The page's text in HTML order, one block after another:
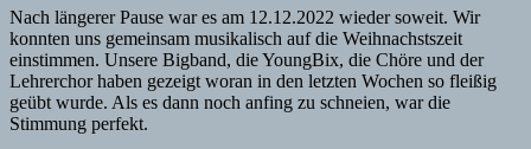
Nach längerer Pause war es am 12.12.2022 wieder soweit. Wir
konnten uns gemeinsam musikalisch auf die Weihnachstszeit
einstimmen. Unsere Bigband, die YoungBix, die Chöre und der
Lehrerchor haben gezeigt woran in den letzten Wochen so fleißig
geübt wurde. Als es dann noch anfing zu schneien, war die
Stimmung perfekt.